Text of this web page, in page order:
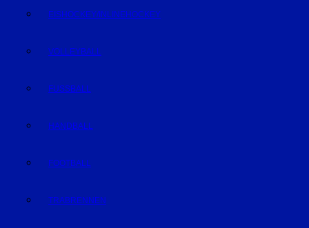
EISHOCKEY/INLINEHOCKEY
VOLLEYBALL
FUSSBALL
HANDBALL
FOOTBALL
TRABRENNEN